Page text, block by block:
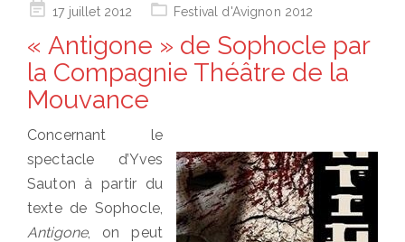
Posted17 juillet 2012 Festival d'Avignon 2012
« Antigone » de Sophocle par
la Compagnie Théâtre de la
Mouvance
Concernant le
spectacle d’Yves
Sauton à partir du
texte de Sophocle,
Antigone, on peut